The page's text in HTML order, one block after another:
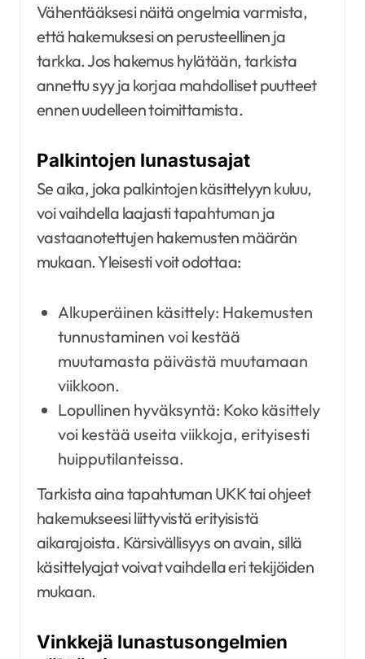
Vähentääksesi näitä ongelmia varmista,
että hakemuksesi on perusteellinen ja
tarkka. Jos hakemus hylätään, tarkista
annettu syy ja korjaa mahdolliset puutteet
ennen uudelleen toimittamista.
Palkintojen lunastusajat
Se aika, joka palkintojen käsittelyyn kuluu,
voi vaihdella laajasti tapahtuman ja
vastaanotettujen hakemusten määrän
mukaan. Yleisesti voit odottaa:
Alkuperäinen käsittely: Hakemusten
tunnustaminen voi kestää
muutamasta päivästä muutamaan
viikkoon.
Lopullinen hyväksyntä: Koko käsittely
voi kestää useita viikkoja, erityisesti
huipputilanteissa.
Tarkista aina tapahtuman UKK tai ohjeet
hakemukseesi liittyvistä erityisistä
aikarajoista. Kärsivällisyys on avain, sillä
käsittelyajat voivat vaihdella eri tekijöiden
mukaan.
Vinkkejä lunastusongelmien